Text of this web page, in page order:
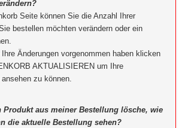
Seite können Sie die Anzahl Ihrer
bestellen möchten verändern oder ein
Änderungen vorgenommen haben klicken
AKTUALISIEREN um Ihre
zu können.
Produkt aus meiner Bestellung lösche, wie
die aktuelle Bestellung sehen?